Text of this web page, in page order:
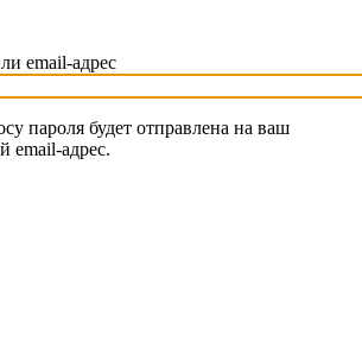
email-адрес
пароля будет отправлена на ваш
email-адрес.